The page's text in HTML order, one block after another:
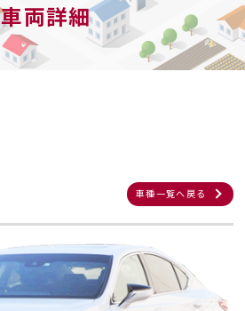
車両詳細
車種一覧へ戻る